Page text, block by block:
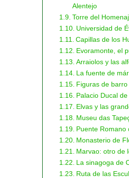
Alentejo
Torre del
Universidad de
Capillas de los
Evoramonte, el
Arraiolos y las
La fuente de
Figuras de
Palacio Ducal
Elvas y las
Museu das
Puente Romano
Monasterio de
Marvao: otro de
La sinagoga de
Ruta de las